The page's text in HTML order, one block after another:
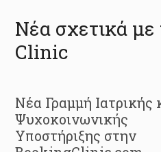
Νέα σχετικά
Clinic
Νέα Γραμμή Ιατρικής
Ψυχοκοινωνικής
Υποστήριξης στην